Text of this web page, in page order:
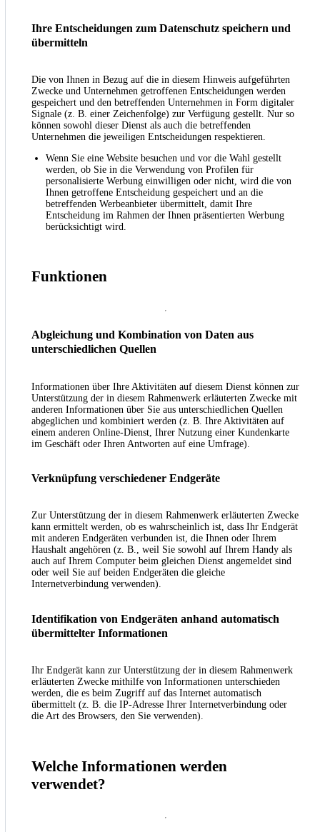
Ihre Entscheidungen zum Datenschutz speichern und
übermitteln
Die von Ihnen in Bezug auf die in diesem Hinweis aufgeführten
Zwecke und Unternehmen getroffenen Entscheidungen werden
gespeichert und den betreffenden Unternehmen in Form digitaler
Signale (z. B. einer Zeichenfolge) zur Verfügung gestellt. Nur so
können sowohl dieser Dienst als auch die betreffenden
Unternehmen die jeweiligen Entscheidungen respektieren.
Wenn Sie eine Website besuchen und vor die Wahl gestellt
werden, ob Sie in die Verwendung von Profilen für
personalisierte Werbung einwilligen oder nicht, wird die von
Ihnen getroffene Entscheidung gespeichert und an die
betreffenden Werbeanbieter übermittelt, damit Ihre
Entscheidung im Rahmen der Ihnen präsentierten Werbung
berücksichtigt wird.
Funktionen
Abgleichung und Kombination von Daten aus
unterschiedlichen Quellen
Informationen über Ihre Aktivitäten auf diesem Dienst können zur
Unterstützung der in diesem Rahmenwerk erläuterten Zwecke mit
anderen Informationen über Sie aus unterschiedlichen Quellen
abgeglichen und kombiniert werden (z. B. Ihre Aktivitäten auf
einem anderen Online-Dienst, Ihrer Nutzung einer Kundenkarte
im Geschäft oder Ihren Antworten auf eine Umfrage).
Verknüpfung verschiedener Endgeräte
Zur Unterstützung der in diesem Rahmenwerk erläuterten Zwecke
kann ermittelt werden, ob es wahrscheinlich ist, dass Ihr Endgerät
mit anderen Endgeräten verbunden ist, die Ihnen oder Ihrem
Haushalt angehören (z. B., weil Sie sowohl auf Ihrem Handy als
auch auf Ihrem Computer beim gleichen Dienst angemeldet sind
oder weil Sie auf beiden Endgeräten die gleiche
Internetverbindung verwenden).
Identifikation von Endgeräten anhand automatisch
übermittelter Informationen
Ihr Endgerät kann zur Unterstützung der in diesem Rahmenwerk
erläuterten Zwecke mithilfe von Informationen unterschieden
werden, die es beim Zugriff auf das Internet automatisch
übermittelt (z. B. die IP-Adresse Ihrer Internetverbindung oder
die Art des Browsers, den Sie verwenden).
Welche Informationen werden
verwendet?